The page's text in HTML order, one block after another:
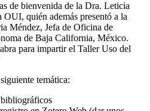
de bienvenida de la Dra. Leticia
quién además presentó a la
Méndez, Jefa de Oficina de
de Baja California, México.
para impartir el Taller Uso del
temática: